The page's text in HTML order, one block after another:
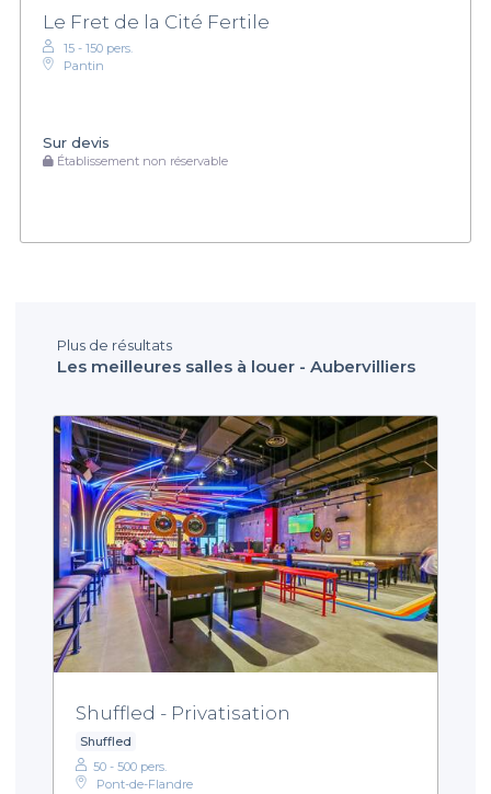
Le Fret de la Cité Fertile
15 - 150 pers.
Pantin
Sur devis
Établissement non réservable
Plus de résultats
Les meilleures salles à louer - Aubervilliers
Shuffled - Privatisation
Shuffled
50 - 500 pers.
Pont-de-Flandre